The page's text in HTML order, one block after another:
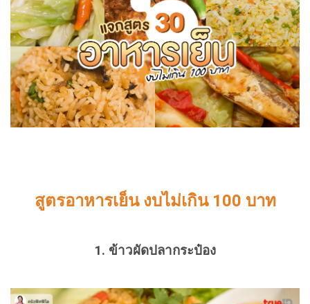
สูตรอาหารเย็น งบไม่เกิน 100 บาท
1. ข้าวผัดปลากระป๋อง